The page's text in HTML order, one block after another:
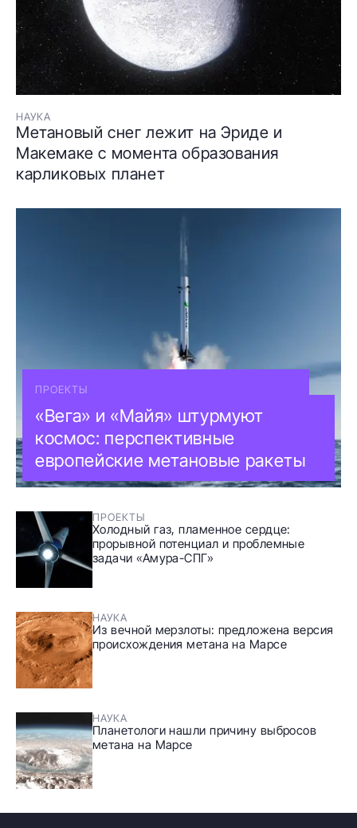
НАУКА
Метановый снег лежит на Эриде и
Макемаке с момента образования
карликовых планет
ПРОЕКТЫ
«Вега» и «Майя» штурмуют
космос: перспективные
европейские метановые ракеты
ПРОЕКТЫ
Холодный газ, пламенное сердце:
прорывной потенциал и проблемные
задачи «Амура-СПГ»
НАУКА
Из вечной мерзлоты: предложена версия
происхождения метана на Марсе
НАУКА
Планетологи нашли причину выбросов
метана на Марсе